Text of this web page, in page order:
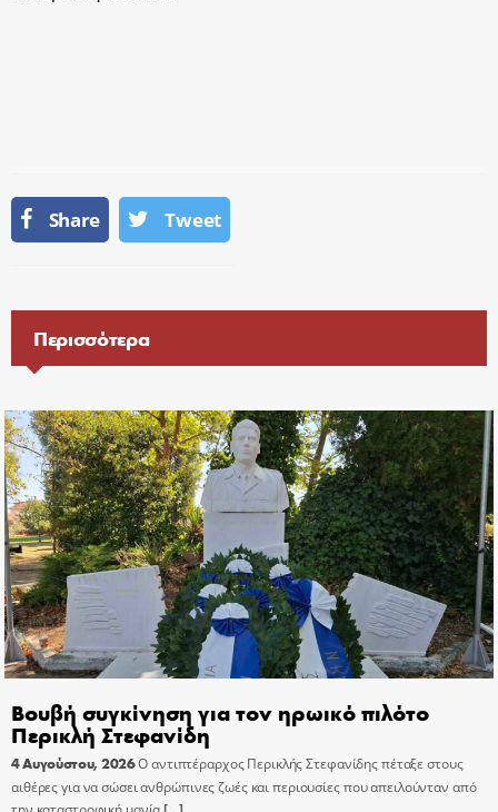
Share Tweet
Περισσότερα
Βουβή συγκίνηση για τον ηρωικό πιλότο
Περικλή Στεφανίδη
4 Αυγούστου, 2026Ο αντιπτέραρχος Περικλής Στεφανίδης πέταξε στους
αιθέρες για να σώσει ανθρώπινες ζωές και περιουσίες που απειλούνταν από